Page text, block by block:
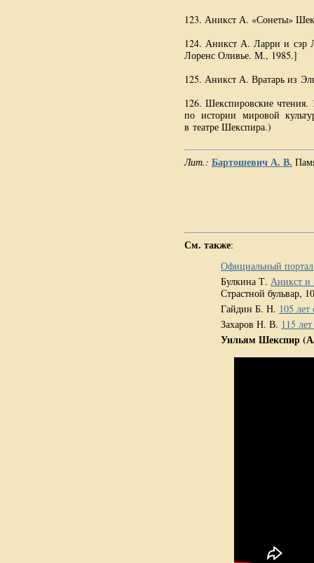
123. Аникст А. «Сонеты»
124. Аникст А. Ларри и сэр
Лоренс Оливье. М., 1985.]
125. Аникст А. Вратарь из
126. Шекспировские
по истории мировой
в театре Шекспира.)
Лит.: Бартошевич А. В.
См. также:
Официальный
Булкина Т. Аникст и
Страстной бульвар,
Гайдин Б. Н. 105
Захаров Н. В. 115
Уильям Шекспир